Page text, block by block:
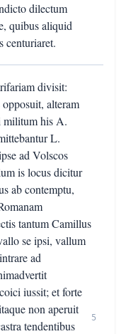
dilectum
quibus aliquid
centuriaret.
divisit:
alteram
militum his A.
L.
ad Volscos
is locus dicitur
ab contemptu,
tantum Camillus
se ipsi, vallum
ad
iussit; et forte
non aperuit
tendentibus
5